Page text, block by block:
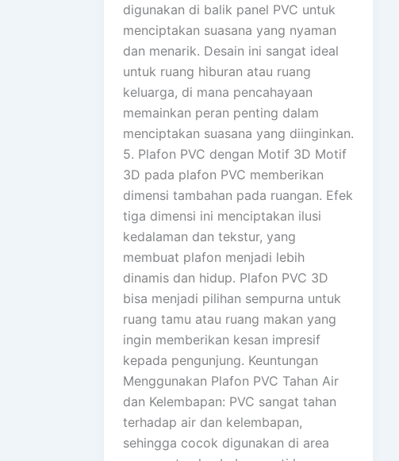
digunakan di balik panel PVC untuk
menciptakan suasana yang nyaman
dan menarik. Desain ini sangat ideal
untuk ruang hiburan atau ruang
keluarga, di mana pencahayaan
memainkan peran penting dalam
menciptakan suasana yang diinginkan.
5. Plafon PVC dengan Motif 3D Motif
3D pada plafon PVC memberikan
dimensi tambahan pada ruangan. Efek
tiga dimensi ini menciptakan ilusi
kedalaman dan tekstur, yang
membuat plafon menjadi lebih
dinamis dan hidup. Plafon PVC 3D
bisa menjadi pilihan sempurna untuk
ruang tamu atau ruang makan yang
ingin memberikan kesan impresif
kepada pengunjung. Keuntungan
Menggunakan Plafon PVC Tahan Air
dan Kelembapan: PVC sangat tahan
terhadap air dan kelembapan,
sehingga cocok digunakan di area